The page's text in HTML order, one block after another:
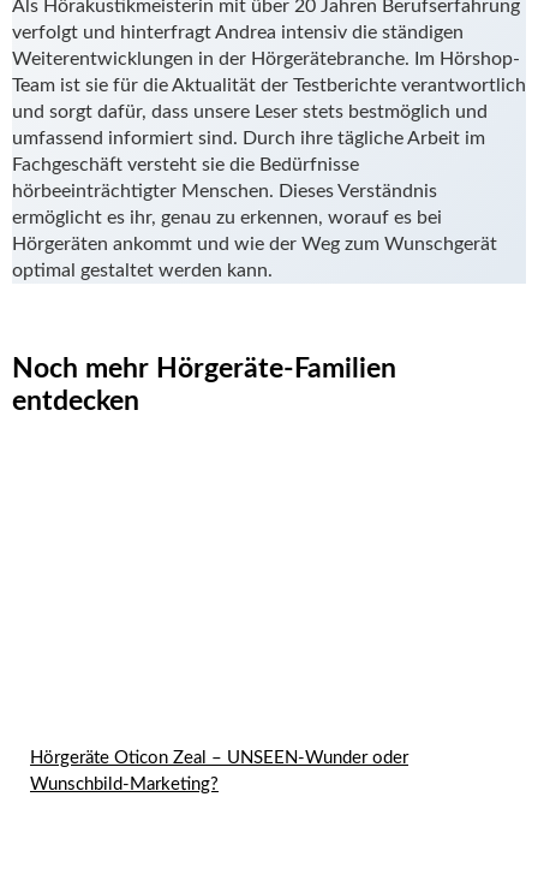
Als Hörakustikmeisterin mit über 20 Jahren Berufserfahrung
verfolgt und hinterfragt Andrea intensiv die ständigen
Weiterentwicklungen in der Hörgerätebranche. Im Hörshop-
Team ist sie für die Aktualität der Testberichte verantwortlich
und sorgt dafür, dass unsere Leser stets bestmöglich und
umfassend informiert sind. Durch ihre tägliche Arbeit im
Fachgeschäft versteht sie die Bedürfnisse
hörbeeinträchtigter Menschen. Dieses Verständnis
ermöglicht es ihr, genau zu erkennen, worauf es bei
Hörgeräten ankommt und wie der Weg zum Wunschgerät
optimal gestaltet werden kann.
Noch mehr Hörgeräte-Familien
entdecken
Hörgeräte Oticon Zeal – UNSEEN-Wunder oder
Wunschbild-Marketing?